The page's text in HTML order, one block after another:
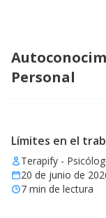
Personal
Límites en el
Terapify -
20 de junio de
7 min de lectura